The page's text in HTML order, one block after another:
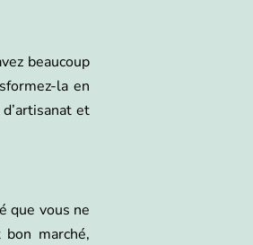
beaucoup
la en
et
que vous ne
marché,